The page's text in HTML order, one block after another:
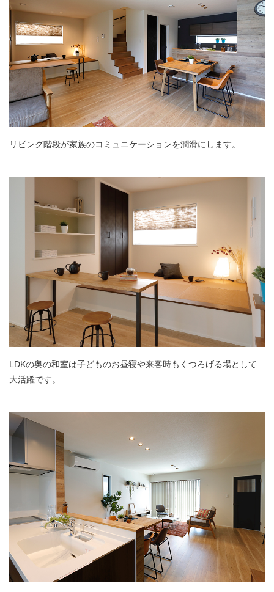
リビング階段が家族のコミュニケーションを潤滑にします。
LDKの奥の和室は子どものお昼寝や来客時もくつろげる場として
大活躍です。